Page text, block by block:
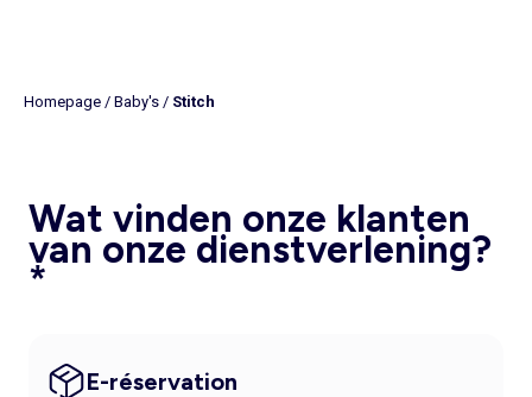
Homepage / Baby's / Stitch
Wat vinden onze klanten
van onze dienstverlening?
*
E-réservation